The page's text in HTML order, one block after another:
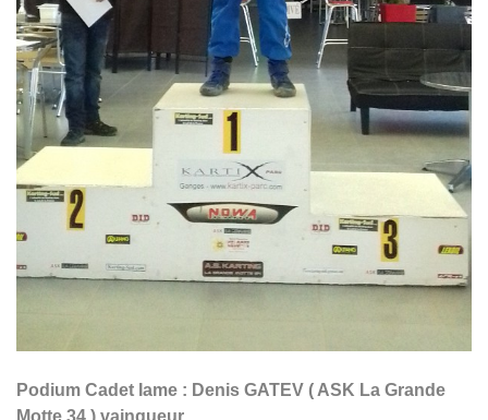
Podium Cadet Iame : Denis GATEV ( ASK La Grande
Motte 34 ) vainqueur